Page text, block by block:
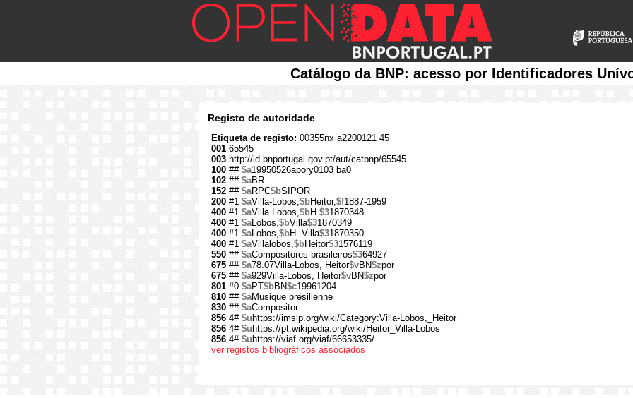
Catálogo da BNP: acesso por Identificadores
Registo de autoridade
Etiqueta de registo: 00355nx a2200121 45
001 65545
003 http://id.bnportugal.gov.pt/aut/catbnp/65545
100 ## $a19950526apory0103 ba0
102 ## $aBR
152 ## $aRPC$bSIPOR
200 #1 $aVilla-Lobos,$bHeitor,$f1887-1959
400 #1 $aVilla Lobos,$bH.$31870348
400 #1 $aLobos,$bVilla$31870349
400 #1 $aLobos,$bH. Villa$31870350
400 #1 $aVillalobos,$bHeitor$31576119
550 ## $aCompositores brasileiros$364927
675 ## $a78.07Villa-Lobos, Heitor$vBN$zpor
675 ## $a929Villa-Lobos, Heitor$vBN$zpor
801 #0 $aPT$bBN$c19961204
810 ## $aMusique brésilienne
830 ## $aCompositor
856 4# $u https://imslp.org/wiki/Category:Villa-Lobos,_Heitor
856 4# $u https://pt.wikipedia.org/wiki/Heitor_Villa-Lobos
856 4# $u https://viaf.org/viaf/66653335/
ver registos bibliográficos associados